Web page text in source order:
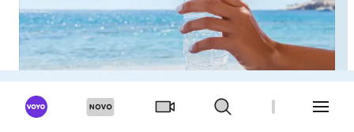
Zdravniki opozarjajo: to je največja napaka, ki jo